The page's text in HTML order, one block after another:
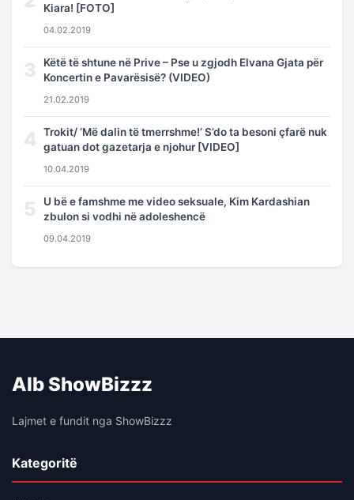
Kiara! [FOTO]
04.02.2019
3
Këtë të shtune në Prive – Pse u zgjodh Elvana Gjata për
Koncertin e Pavarësisë? (VIDEO)
21.02.2019
4
Trokit/ ‘Më dalin të tmerrshme!’ S’do ta besoni çfarë nuk
gatuan dot gazetarja e njohur [VIDEO]
10.04.2019
5
U bë e famshme me video seksuale, Kim Kardashian
zbulon si vodhi në adoleshencë
09.04.2019
Alb ShowBizzz
Lajmet e fundit nga ShowBizzz
Kategoritë